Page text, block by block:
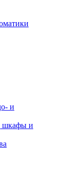
и
шкафы и